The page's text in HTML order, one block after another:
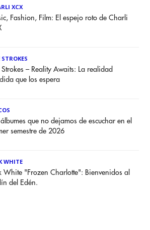
XCX
Fashion, Film: El espejo roto de Charli
Strokes – Reality Awaits: La realidad
que los espera
álbumes que no dejamos de escuchar en el
semestre de 2026
WHITE
White "Frozen Charlotte": Bienvenidos al
del Edén.